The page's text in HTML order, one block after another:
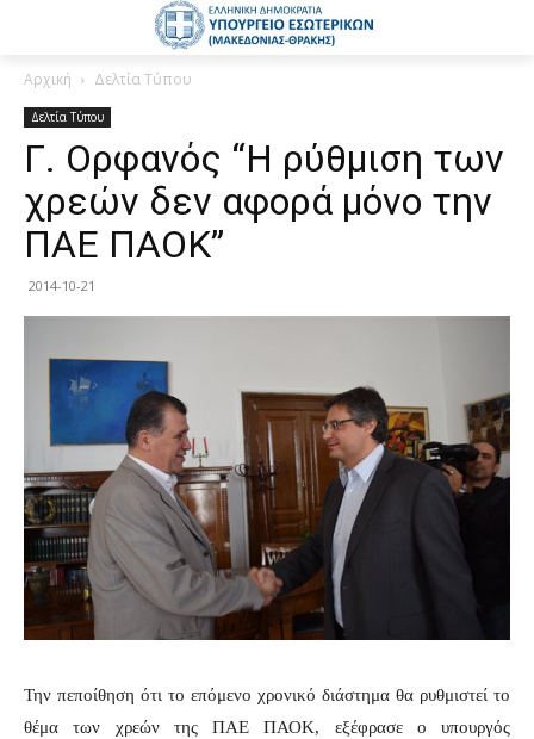
Αρχική Δελτία Τύπου
Δελτία Τύπου
Γ. Ορφανός “Η ρύθμιση των
χρεών δεν αφορά μόνο την
ΠΑΕ ΠΑΟΚ”
2014-10-21
Την πεποίθηση ότι το επόμενο χρονικό διάστημα θα ρυθμιστεί το
θέμα των χρεών της ΠΑΕ ΠΑΟΚ, εξέφρασε ο υπουργός